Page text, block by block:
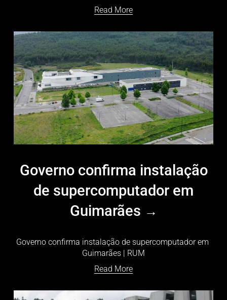
Read More
Governo confirma instalação
de supercomputador em
Guimarães
Governo confirma instalação de supercomputador em
Guimarães | RUM
Read More